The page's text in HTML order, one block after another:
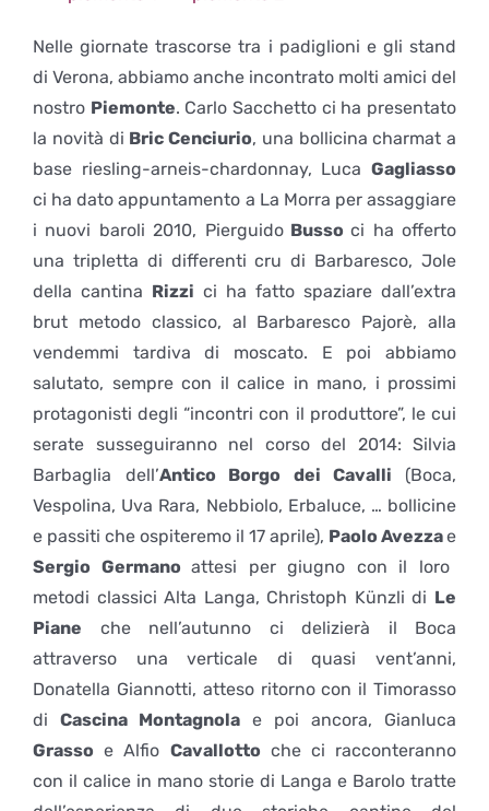
Nelle giornate trascorse tra i padiglioni e gli stand
di Verona, abbiamo anche incontrato molti amici del
nostro Piemonte. Carlo Sacchetto ci ha presentato
la novità di Bric Cenciurio, una bollicina charmat a
base riesling-arneis-chardonnay, Luca Gagliasso
ci ha dato appuntamento a La Morra per assaggiare
i nuovi baroli 2010, PierguidoBussoci ha offerto
una tripletta di differenti cru di Barbaresco, Jole
della cantina Rizzi ci ha fatto spaziare dall’extra
brut metodo classico, al Barbaresco Pajorè, alla
vendemmi tardiva di moscato. E poi abbiamo
salutato, sempre con il calice in mano, i prossimi
protagonisti degli “incontri con il produttore”, le cui
serate susseguiranno nel corso del 2014: Silvia
Barbaglia dell’Antico Borgo dei Cavalli (Boca,
Vespolina, Uva Rara, Nebbiolo, Erbaluce, … bollicine
e passiti che ospiteremo il 17 aprile), Paolo Avezzae
Sergio Germano attesi per giugno con il loro
metodi classici Alta Langa, Christoph Künzli di Le
Piane che nell’autunno ci delizierà il Boca
attraverso una verticale di quasi vent’anni,
Donatella Giannotti, atteso ritorno con il Timorasso
di Cascina Montagnola e poi ancora, Gianluca
Grasso e Alfio Cavallotto che ci racconteranno
con il calice in mano storie di Langa e Barolo tratte